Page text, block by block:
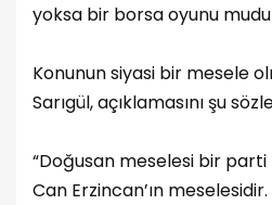
yoksa bir borsa oyunu
Konunun siyasi bir mesele
Sarıgül, açıklamasını şu
“Doğusan meselesi bir parti
Can Erzincan’ın meselesidir.